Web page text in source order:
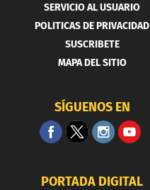
SERVICIO AL USUARIO
POLITICAS DE PRIVACIDAD
SUSCRIBETE
MAPA DEL SITIO
SÍGUENOS EN
PORTADA DIGITAL